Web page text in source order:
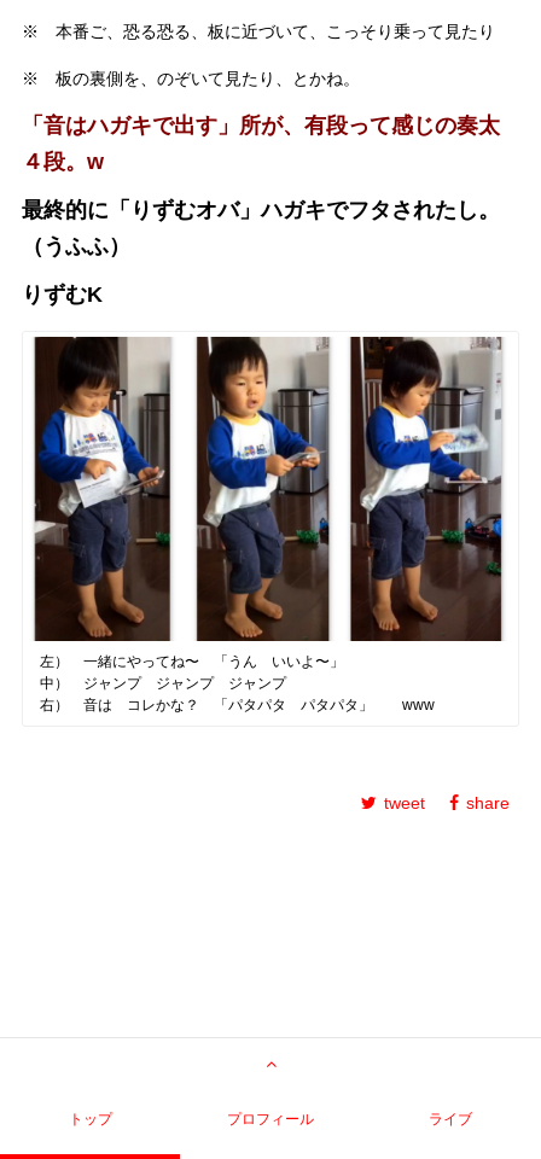
※ 本番ご、恐る恐る、板に近づいて、こっそり乗って見たり
※ 板の裏側を、のぞいて見たり、とかね。
「音はハガキで出す」所が、有段って感じの奏太
４段。w
最終的に「りずむオバ」ハガキでフタされたし。
（うふふ）
りずむK
左） 一緒にやってね〜 「うん いいよ〜」
中） ジャンプ ジャンプ ジャンプ
右） 音は コレかな？ 「パタパタ パタパタ」 www
tweet share
トップ プロフィール ライブ